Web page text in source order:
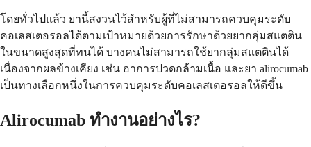
โดยทั่วไปแล้ว ยานี้สงวนไว้สำหรับผู้ที่ไม่สามารถควบคุมระดับ
คอเลสเตอรอลได้ตามเป้าหมายด้วยการรักษาด้วยยากลุ่มสแตติน
ในขนาดสูงสุดที่ทนได้ บางคนไม่สามารถใช้ยากลุ่มสแตตินได้
เนื่องจากผลข้างเคียง เช่น อาการปวดกล้ามเนื้อ และยา alirocumab
เป็นทางเลือกหนึ่งในการควบคุมระดับคอเลสเตอรอลให้ดีขึ้น
Alirocumab ทำงานอย่างไร?